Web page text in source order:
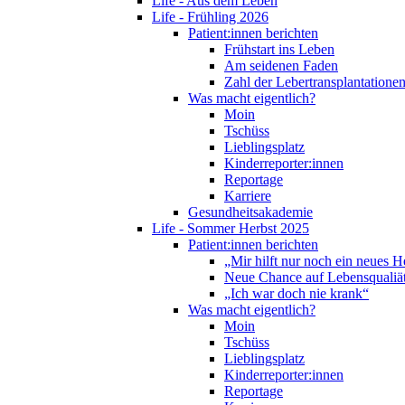
Life - Frühling 2026
Patient:innen berichten
Frühstart ins Leben
Am seidenen Faden
Zahl der
Was macht eigentlich?
Moin
Tschüss
Lieblingsplatz
Kinderreporter:innen
Reportage
Karriere
Gesundheitsakademie
Life - Sommer Herbst 2025
Patient:innen berichten
„Mir hilft nur noch ein neues
Neue Chance auf
„Ich war doch nie krank“
Was macht eigentlich?
Moin
Tschüss
Lieblingsplatz
Kinderreporter:innen
Reportage